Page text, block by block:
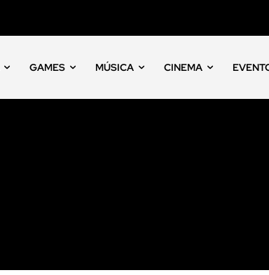
GAMES MÚSICA CINEMA